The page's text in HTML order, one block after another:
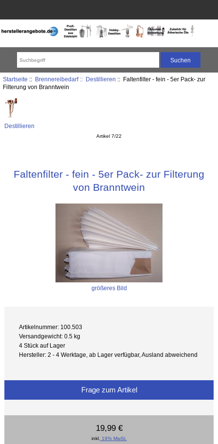
Startseite :: Brennereibedarf :: Destillieren :: Faltenfilter - fein - 5er Pack- zur
Filterung von Branntwein
Destillieren
Artikel 7/22
Faltenfilter - fein - 5er Pack- zur Filterung
von Branntwein
größeres Bild
Artikelnummer: 100.503
Versandgewicht: 0.5 kg
4 Stück auf Lager
Hersteller: 2 - 4 Werktage, ab Lager verfügbar, Ausland abweichend
Frage zum Artikel
19,99 €
inkl. 19% MwSt.